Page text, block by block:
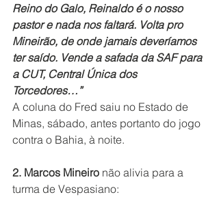
Reino do Galo, Reinaldo é o nosso
pastor e nada nos faltará. Volta pro
Mineirão, de onde jamais deveríamos
ter saído. Vende a safada da SAF para
a CUT, Central Única dos
Torcedores…”
A coluna do Fred saiu no Estado de
Minas, sábado, antes portanto do jogo
contra o Bahia, à noite.
2. Marcos Mineiro não alivia para a
turma de Vespasiano: